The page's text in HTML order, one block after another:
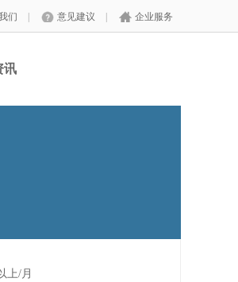
们 意见建议 企业服务
讯
上/月